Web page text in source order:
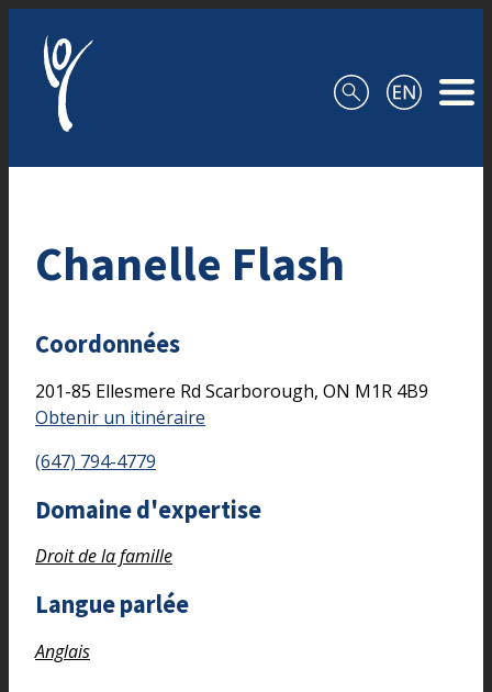
Chanelle Flash
Coordonnées
201-85 Ellesmere Rd Scarborough, ON M1R 4B9
Obtenir un itinéraire
(647) 794-4779
Domaine d'expertise
Droit de la famille
Langue parlée
Anglais